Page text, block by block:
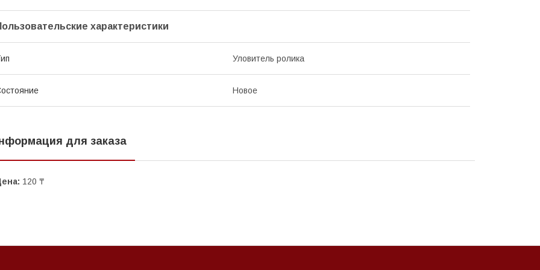
характеристики
Уловитель ролика
Новое
для заказа
120 ₸